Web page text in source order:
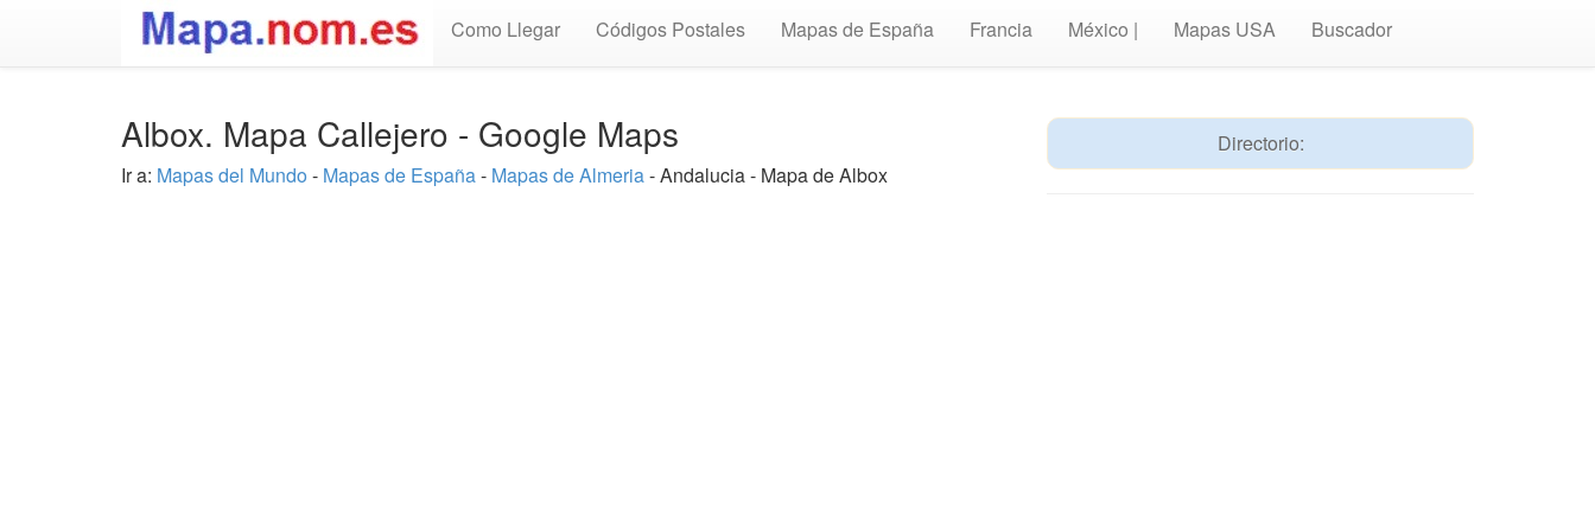
Como Llegar Códigos Postales Mapas de España Francia México | Mapas USA Buscador
Albox. Mapa Callejero - Google Maps
Ir a: Mapas del Mundo - Mapas de España- Mapas de Almeria- Andalucia - Mapa de Albox
Directorio: